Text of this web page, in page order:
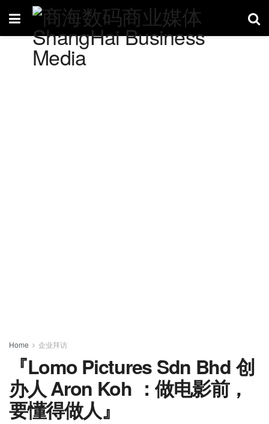
Home 企业拜访
『Lomo Pictures Sdn Bhd 创
办人 Aron Koh ：做电影前，
要懂得做人』